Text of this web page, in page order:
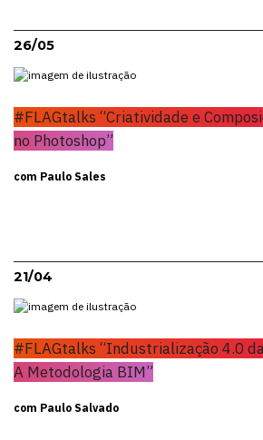
26/05
#FLAGtalks “Criatividade e
no Photoshop”
com Paulo Sales
21/04
#FLAGtalks “Industrialização 4.0
A Metodologia BIM”
com Paulo Salvado